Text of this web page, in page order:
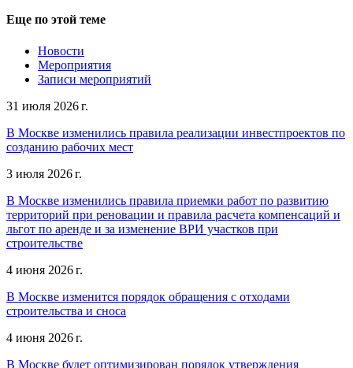
Еще по этой теме
Новости
Мероприятия
Записи мероприятий
31 июля 2026 г.
В Москве изменились правила реализации инвестпроектов по
созданию рабочих мест
3 июля 2026 г.
В Москве изменились правила приемки работ по развитию
территорий при реновации и правила расчета компенсаций и
льгот по аренде и за изменение ВРИ участков при
строительстве
4 июня 2026 г.
В Москве изменится порядок обращения с отходами
строительства и сноса
4 июня 2026 г.
В Москве будет оптимизирован порядок утверждения